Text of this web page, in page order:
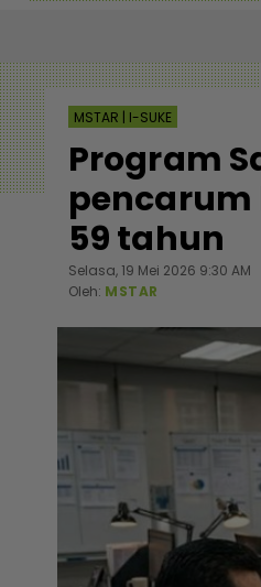
MSTAR | I-SUKE
Program
pencarum
59 tahun
Selasa, 19 Mei 2026 9:30 AM
Oleh: MSTAR